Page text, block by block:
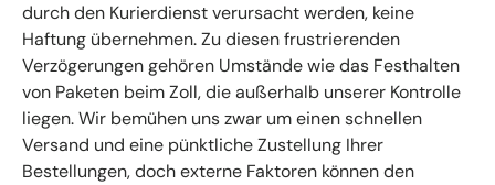
durch den Kurierdienst verursacht werden, keine
Haftung übernehmen. Zu diesen frustrierenden
Verzögerungen gehören Umstände wie das Festhalten
von Paketen beim Zoll, die außerhalb unserer Kontrolle
liegen. Wir bemühen uns zwar um einen schnellen
Versand und eine pünktliche Zustellung Ihrer
Bestellungen, doch externe Faktoren können den